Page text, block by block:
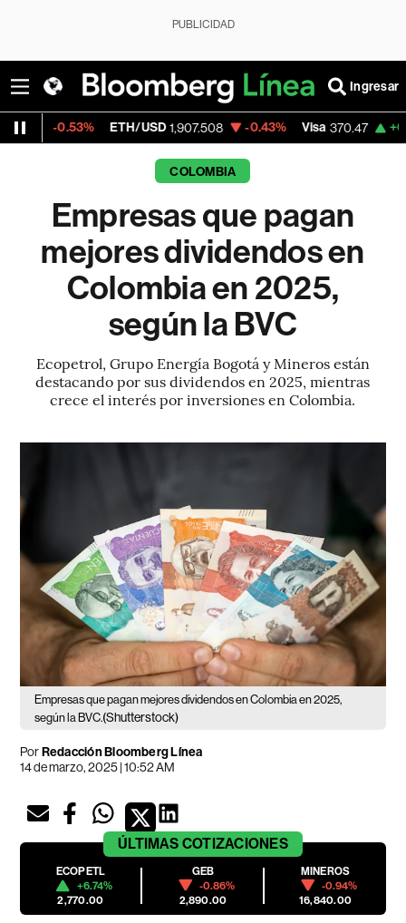
PUBLICIDAD
Ingresar
ETH/USD 1,907.508 -0.43% Visa 370.47 +0.52%
COLOMBIA
Empresas que pagan
mejores dividendos en
Colombia en 2025,
según la BVC
Ecopetrol, Grupo Energía Bogotá y Mineros están
destacando por sus dividendos en 2025, mientras
crece el interés por inversiones en Colombia.
Empresas que pagan mejores dividendos en Colombia en 2025,
según la BVC.(Shutterstock)
PorRedacción Bloomberg Línea
14 de marzo, 2025 | 10:52 AM
ÚLTIMAS COTIZACIONES
ECOPETL
+6.74%
2,770.00
GEB
-0.86%
2,890.00
MINEROS
-0.94%
16,840.00